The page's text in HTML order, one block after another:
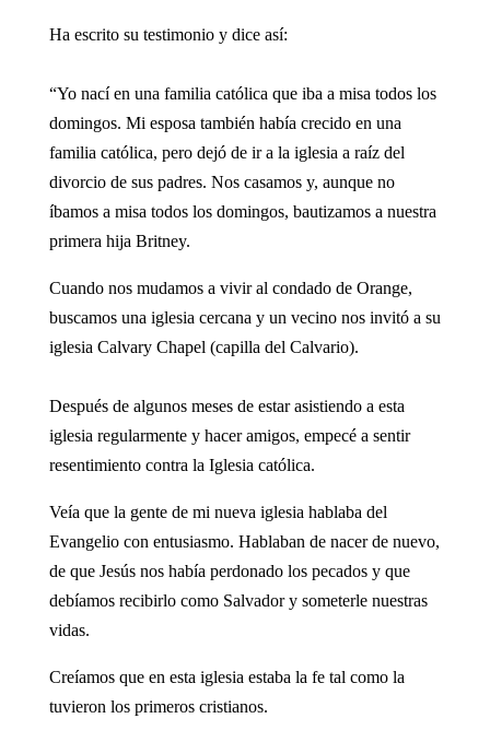
Ha escrito su testimonio y dice así:
“Yo nací en una familia católica que iba a misa todos los
domingos. Mi esposa también había crecido en una
familia católica, pero dejó de ir a la iglesia a raíz del
divorcio de sus padres. Nos casamos y, aunque no
íbamos a misa todos los domingos, bautizamos a nuestra
primera hija Britney.
Cuando nos mudamos a vivir al condado de Orange,
buscamos una iglesia cercana y un vecino nos invitó a su
iglesia Calvary Chapel (capilla del Calvario).
Después de algunos meses de estar asistiendo a esta
iglesia regularmente y hacer amigos, empecé a sentir
resentimiento contra la Iglesia católica.
Veía que la gente de mi nueva iglesia hablaba del
Evangelio con entusiasmo. Hablaban de nacer de nuevo,
de que Jesús nos había perdonado los pecados y que
debíamos recibirlo como Salvador y someterle nuestras
vidas.
Creíamos que en esta iglesia estaba la fe tal como la
tuvieron los primeros cristianos.